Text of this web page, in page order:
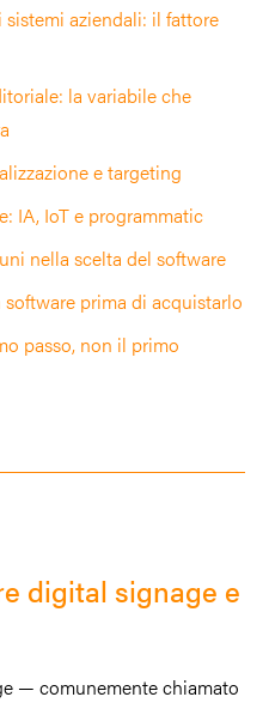
aziendali: il fattore
la variabile che
e targeting
IA, IoT e programmatic
nella scelta del software
prima di acquistarlo
passo, non il primo
digital signage e
— comunemente chiamato